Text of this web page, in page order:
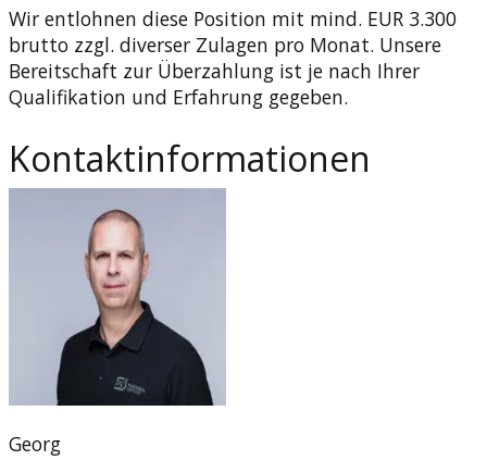
Wir entlohnen diese Position mit mind. EUR 3.300
brutto zzgl. diverser Zulagen pro Monat. Unsere
Bereitschaft zur Überzahlung ist je nach Ihrer
Qualifikation und Erfahrung gegeben.
Kontaktinformationen
Georg